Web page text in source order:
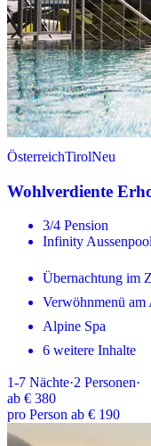
ÖsterreichTirolNeu
Wohlverdiente
3/4 Pension
Infinity
Übernachtung im
Verwöhnmenü am
Alpine Spa
6 weitere Inhalte
1-7 Nächte·2 Personen·
ab € 380
pro Person ab € 190